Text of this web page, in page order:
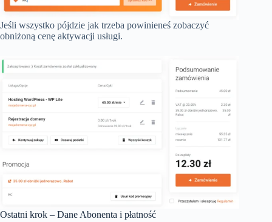
Jeśli wszystko pójdzie jak trzeba powinieneś zobaczyć
obniżoną cenę aktywacji usługi.
Ostatni krok – Dane Abonenta i płatność